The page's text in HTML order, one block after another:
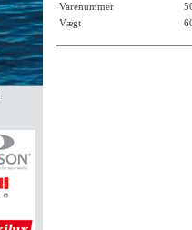
Varenummer
Vægt